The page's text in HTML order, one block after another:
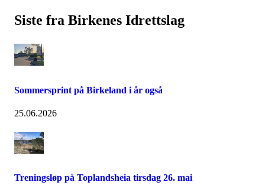
Siste fra Birkenes Idrettslag
Sommersprint på Birkeland i år også
25.06.2026
Treningsløp på Toplandsheia tirsdag 26. mai